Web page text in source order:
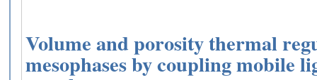
Volume and porosity thermal
mesophases by coupling mobile